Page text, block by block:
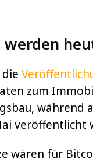
werden
zum
während
veröffentlicht
wären für